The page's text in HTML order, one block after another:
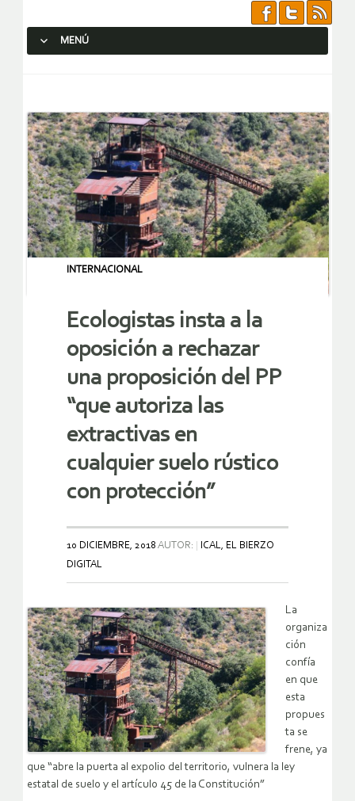
MENÚ
INTERNACIONAL
Ecologistas insta a la
oposición a rechazar
una proposición del PP
“que autoriza las
extractivas en
cualquier suelo rústico
con protección”
10 DICIEMBRE, 2018 AUTOR:
ICAL, EL BIERZO
DIGITAL
La
organiza
ción
confía
en que
esta
propues
ta se
frene, ya
que “abre la puerta al expolio del territorio, vulnera la ley
estatal de suelo y el artículo 45 de la Constitución”